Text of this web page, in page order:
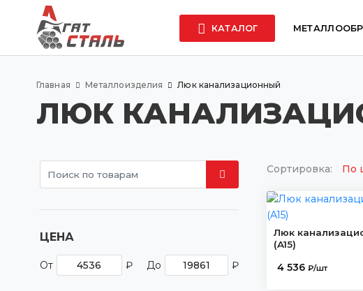
КАТАЛОГ
Главная Металлоизделия Люк канализационный
ЛЮК
Сортировка: По
Люк
(A15)
4 536 ₽/шт
ЦЕНА
От ₽ До ₽